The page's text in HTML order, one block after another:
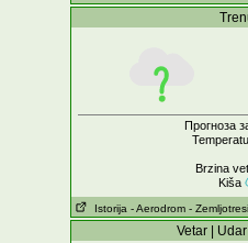
Прогноза
Brzina
Kiša
Istorija - Aerodrom - Zemljotresi
Vetar |